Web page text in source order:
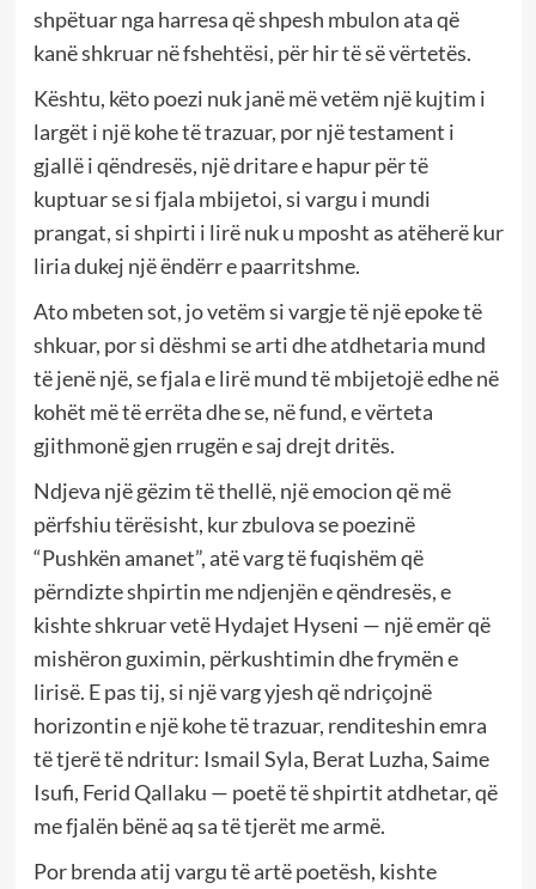
shpëtuar nga harresa që shpesh mbulon ata që
kanë shkruar në fshehtësi, për hir të së vërtetës.
Kështu, këto poezi nuk janë më vetëm një kujtim i
largët i një kohe të trazuar, por një testament i
gjallë i qëndresës, një dritare e hapur për të
kuptuar se si fjala mbijetoi, si vargu i mundi
prangat, si shpirti i lirë nuk u mposht as atëherë kur
liria dukej një ëndërr e paarritshme.
Ato mbeten sot, jo vetëm si vargje të një epoke të
shkuar, por si dëshmi se arti dhe atdhetaria mund
të jenë një, se fjala e lirë mund të mbijetojë edhe në
kohët më të errëta dhe se, në fund, e vërteta
gjithmonë gjen rrugën e saj drejt dritës.
Ndjeva një gëzim të thellë, një emocion që më
përfshiu tërësisht, kur zbulova se poezinë
“Pushkën amanet”, atë varg të fuqishëm që
përndizte shpirtin me ndjenjën e qëndresës, e
kishte shkruar vetë Hydajet Hyseni — një emër që
mishëron guximin, përkushtimin dhe frymën e
lirisë. E pas tij, si një varg yjesh që ndriçojnë
horizontin e një kohe të trazuar, renditeshin emra
të tjerë të ndritur: Ismail Syla, Berat Luzha, Saime
Isufi, Ferid Qallaku — poetë të shpirtit atdhetar, që
me fjalën bënë aq sa të tjerët me armë.
Por brenda atij vargu të artë poetësh, kishte